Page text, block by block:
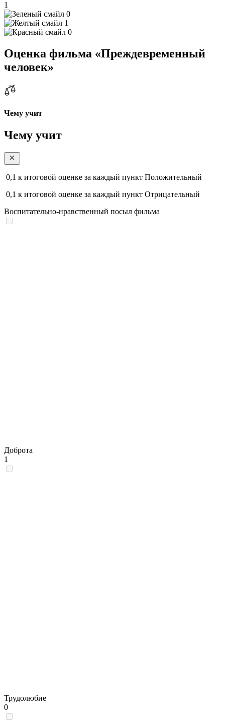
1
0
1
0
Оценка фильма «Преждевременный
человек»
Чему учит
Чему учит
0,1 к итоговой оценке за каждый пункт Положительный
0,1 к итоговой оценке за каждый пункт Отрицательный
Воспитательно-нравственный посыл фильма
Доброта
1
Трудолюбие
0